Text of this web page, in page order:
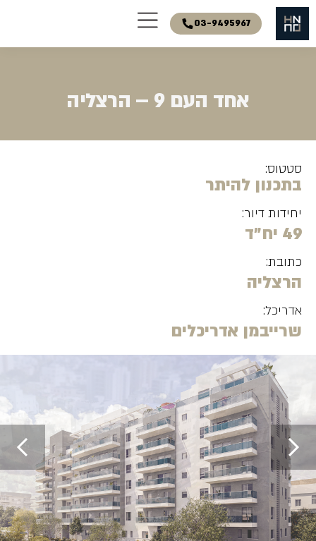
03-9495967
אחד העם 9 – הרצליה
סטטוס:
בתכנון להיתר
יחידות דיור:
49 יח"ד
כתובת:
הרצליה
אדריכל:
שרייבמן אדריכלים